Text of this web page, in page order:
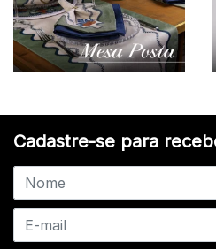
Cadastre-se para